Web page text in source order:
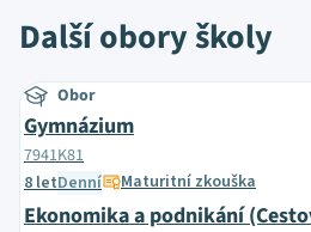
Další obory školy
Obor
Gymnázium
7941K81
8 letDenní Maturitní zkouška
Ekonomika a podnikání